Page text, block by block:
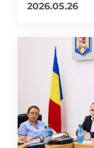
2026.05.26